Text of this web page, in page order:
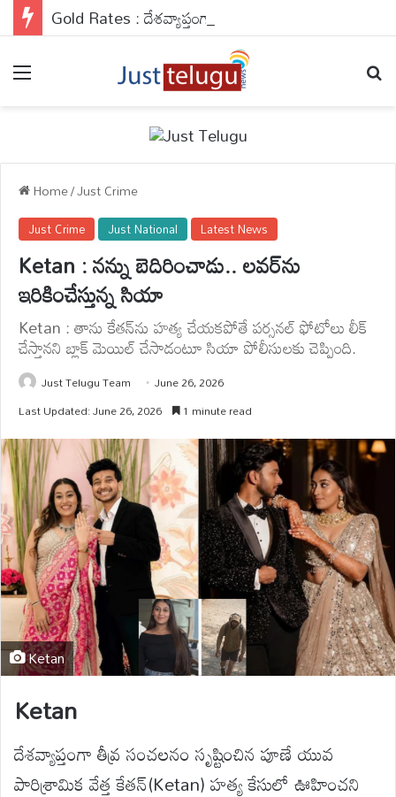
Home/Just Crime
Just Crime Just National Latest News
Ketan : నన్ను బెదిరించాడు.. లవర్‌ను
ఇరికించేస్తున్న సియా
Ketan : తాను కేతన్‌ను హత్య చేయకపోతే పర్సనల్ ఫోటోలు లీక్
చేస్తానని బ్లాక్ మెయిల్ చేసాడంటూ సియా పోలీసులకు చెప్పింది.
Just Telugu Team
June 26, 2026
Last Updated: June 26, 2026
1 minute read
Ketan
Ketan
దేశవ్యాప్తంగా తీవ్ర సంచలనం సృష్టించిన పూణే యువ
పారిశ్రామిక వేత్త కేతన్(Ketan) హత్య కేసులో ఊహించని